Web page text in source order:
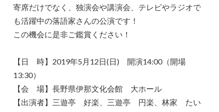
寄席だけでなく、独演会や講演会、テレビやラジオで
も活躍中の落語家さんの公演です！
この機会に是非ご鑑賞ください！
【日 時】2019年5月12日(日) 開演14:00（開場
13:30）
【会 場】長野県伊那文化会館 大ホール
【出演者】三遊亭 好楽、三遊亭 円楽、林家 たい